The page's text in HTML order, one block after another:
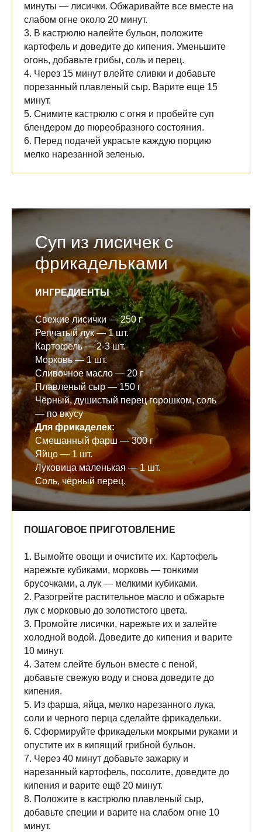
минуты — лисички. Обжаривайте все вместе на
слабом огне около 20 минут.
3. В кастрюлю налейте бульон, положите
картофель и доведите до кипения. Уменьшите
огонь, добавьте грибы, соль и перец.
4. Через 15 минут влейте сливки и добавьте
порезанный плавленый сыр. Варите еще 15
минут.
5. Снимите кастрюлю с огня и пробейте суп
блендером до пюреобразного состояния.
6. Перед подачей украсьте каждую порцию
мелко нарезанной зеленью.
Суп из лисичек с
фрикадельками
ИНГРЕДИЕНТЫ
Свежие лисички — 250 г
Репчатый лук — 1 шт.
Картофель — 2-3 шт.
Морковь — 1 шт.
Сливочное масло — 20 г
Плавленый сыр — 150 г
Чёрный, душистый перец горошком, соль
— по вкусу
Для фрикаделек:
Смешанный фарш — 300 г
Яйцо — 1 шт.
Луковица маленькая — 1 шт.
Соль, чёрный перец.
ПОШАГОВОЕ ПРИГОТОВЛЕНИЕ
1. Вымойте овощи и очистите их. Картофель
нарежьте кубиками, морковь — тонкими
брусочками, а лук — мелкими кубиками.
2. Разогрейте растительное масло и обжарьте
лук с морковью до золотистого цвета.
3. Промойте лисички, нарежьте их и залейте
холодной водой. Доведите до кипения и варите
10 минут.
4. Затем слейте бульон вместе с пеной,
добавьте свежую воду и снова доведите до
кипения.
5. Из фарша, яйца, мелко нарезанного лука,
соли и черного перца сделайте фрикадельки.
6. Сформируйте фрикадельки мокрыми руками и
опустите их в кипящий грибной бульон.
7. Через 40 минут добавьте зажарку и
нарезанный картофель, посолите, доведите до
кипения и варите ещё 20 минут.
8. Положите в кастрюлю плавленый сыр,
добавьте специи и варите на слабом огне 10
минут.